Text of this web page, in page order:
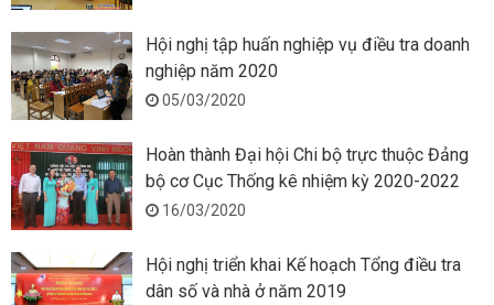
Hội nghị tập huấn nghiệp vụ điều tra doanh
nghiệp năm 2020
05/03/2020
Hoàn thành Đại hội Chi bộ trực thuộc Đảng
bộ cơ Cục Thống kê nhiệm kỳ 2020-2022
16/03/2020
Hội nghị triển khai Kế hoạch Tổng điều tra
dân số và nhà ở năm 2019